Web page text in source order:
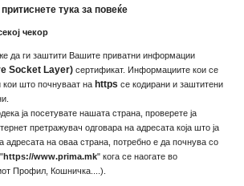
притиснете тука за повеќе
чекор
да ги заштити Вашите приватни информации
Socket Layer) сертификат. Информациите кои се
што почнуваат на https се кодирани и заштитени
ја посетувате нашата страна, проверете ја
претражувач одговара на адресата која што ја
адресата на оваа страна, потребно е да почнува со
https://www.prima.mk" кога се наогате во
Профил, Кошничка....).